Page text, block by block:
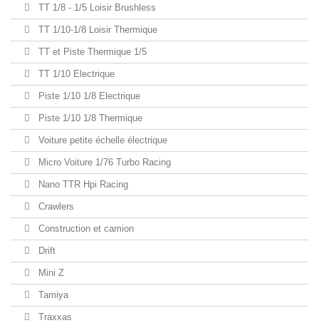
TT 1/8 - 1/5 Loisir Brushless
TT 1/10-1/8 Loisir Thermique
TT et Piste Thermique 1/5
TT 1/10 Electrique
Piste 1/10 1/8 Electrique
Piste 1/10 1/8 Thermique
Voiture petite échelle électrique
Micro Voiture 1/76 Turbo Racing
Nano TTR Hpi Racing
Crawlers
Construction et camion
Drift
Mini Z
Tamiya
Traxxas